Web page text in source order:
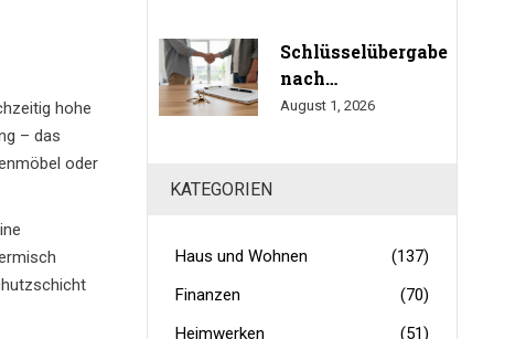
hohe
– das
oder
Schlüsselübergabe
nach
Immobilienkauf:
August 1, 2026
KATEGORIEN
Haus und Wohnen
(137)
Finanzen
(70)
Heimwerken
(51)